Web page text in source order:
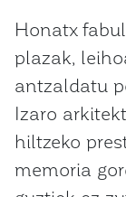
Honatx
plazak,
antzaldatu
Izaro
hiltzeko
memoria